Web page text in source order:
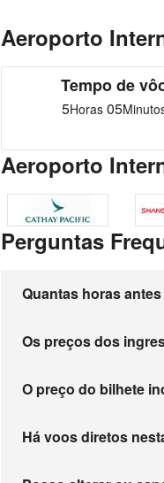
Aeroporto
Tempo de
5Horas 05
Aeroporto
Perguntas
Quantas horas
Os preços dos
O preço do bilhete
Há voos diretos